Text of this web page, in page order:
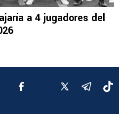
a 4 jugadores del